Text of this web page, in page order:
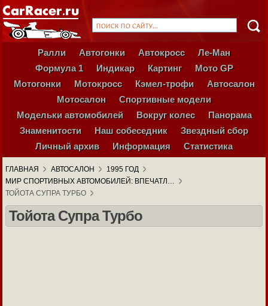
Ралли Автогонки Автокросс
Ле-Ман
Формула 1
Индикар Картинг
Мото GP
Мотогонки
Мотокросс Кэмел-трофи
Автосалон
Мотосалон
Спортивные модели
Модельки автомобилей
Вокруг колес
Панорама
Знаменитости
Наш собеседник
Звездный сбор
Личный архив
Информация Статистика
ГЛАВНАЯ АВТОСАЛОН
1995 ГОД
МИР СПОРТИВНЫХ АВТОМОБИЛЕЙ: ВПЕЧАТЛ…
ТОЙОТА СУПРА ТУРБО
Тойота Супра Турбо